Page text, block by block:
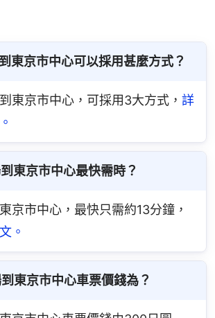
東京市中心可以採用甚麼方式？
東京市中心，可採用3大方式， 詳
東京市中心最快需時？
京市中心，最快只需約13分鐘，
。
東京市中心車票價錢為？